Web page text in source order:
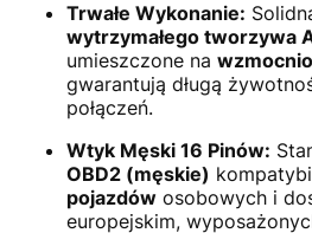
Trwałe Wykonanie:
wytrzymałego tworzywa
umieszczone na
gwarantują długą
połączeń.
Wtyk Męski 16 Pinów:
OBD2 (męskie)
pojazdów osobowych i
europejskim,